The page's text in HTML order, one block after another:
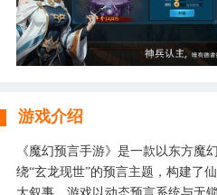
游戏介绍
《魔幻预言手游》是一款以东方魔
绕“玄龙现世”的预言主题，构建了